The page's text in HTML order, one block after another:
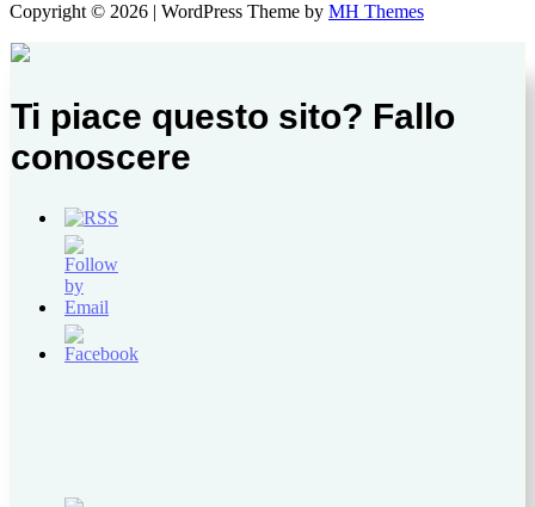
Copyright © 2026 | WordPress Theme by MH Themes
Ti piace questo sito? Fallo
conoscere